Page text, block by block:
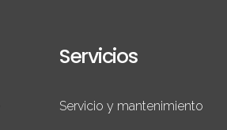
Servicios
Servicio y mantenimiento